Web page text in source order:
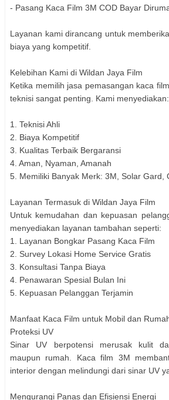
- Pasang Kaca Film 3M COD Bayar
Layanan kami dirancang untuk
biaya yang kompetitif.
Kelebihan Kami di Wildan Jaya Film
Ketika memilih jasa pemasangan kaca
teknisi sangat penting. Kami menyediakan:
1. Teknisi Ahli
2. Biaya Kompetitif
3. Kualitas Terbaik Bergaransi
4. Aman, Nyaman, Amanah
5. Memiliki Banyak Merk: 3M, Solar Gard,
Layanan Termasuk di Wildan Jaya Film
Untuk kemudahan dan kepuasan
menyediakan layanan tambahan seperti:
1. Layanan Bongkar Pasang Kaca Film
2. Survey Lokasi Home Service Gratis
3. Konsultasi Tanpa Biaya
4. Penawaran Spesial Bulan Ini
5. Kepuasan Pelanggan Terjamin
Manfaat Kaca Film untuk Mobil dan
Proteksi UV
Sinar UV berpotensi merusak kulit
maupun rumah. Kaca film 3M
interior dengan melindungi dari sinar UV
Mengurangi Panas dan Efisiensi Energi